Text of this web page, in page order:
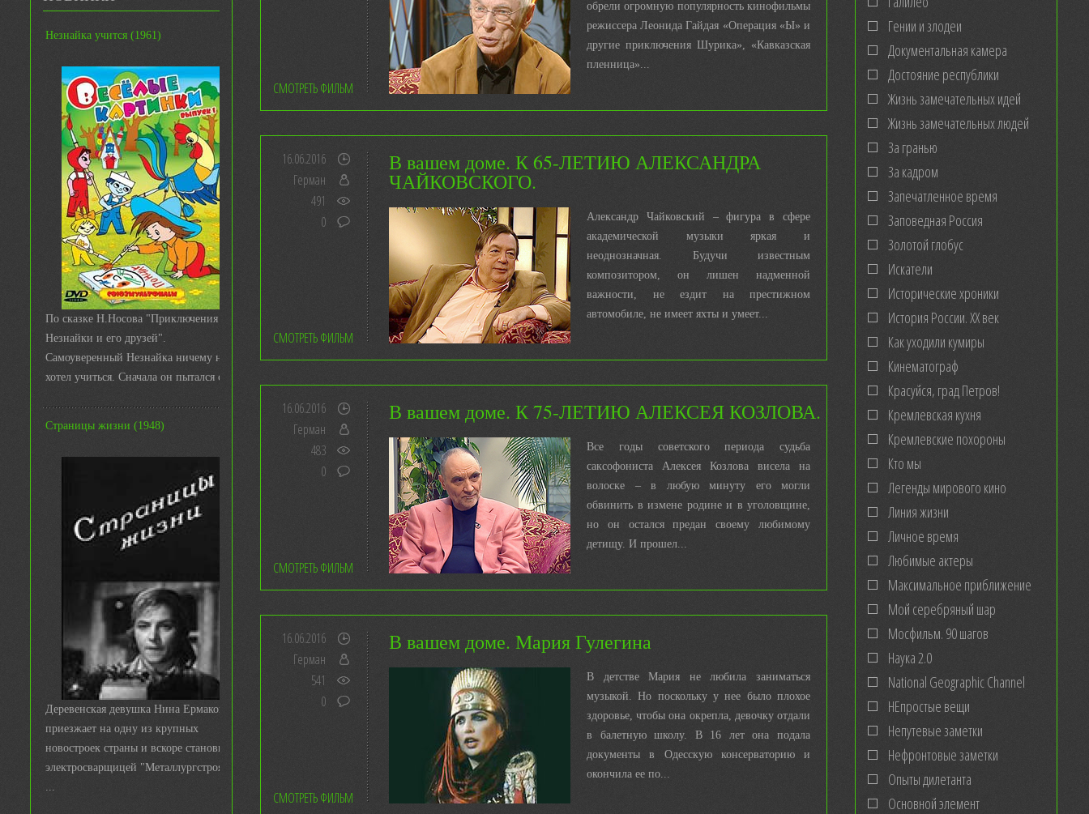
Незнайка учится (1961)
По сказке Н.Носова "Приключения
Незнайки и его друзей".
Самоуверенный Незнайка ничему не
хотел учиться. Сначала он пытался с ...
Страницы жизни (1948)
Деревенская девушка Нина Ермакова
приезжает на одну из крупных
новостроек страны и вскоре становится
электросварщицей "Металлургстроя&q
...
обрели огромную популярность кинофильмы
режиссера Леонида Гайдая «Операция «Ы» и
другие приключения Шурика», «Кавказская
пленница»...
СМОТРЕТЬ ФИЛЬМ
В вашем доме. К 65-ЛЕТИЮ АЛЕКСАНДРА
ЧАЙКОВСКОГО.
Александр Чайковский – фигура в сфере
академической музыки яркая и
неоднозначная. Будучи известным
композитором, он лишен надменной
важности, не ездит на престижном
автомобиле, не имеет яхты и умеет...
16.06.2016
Герман
491
0
СМОТРЕТЬ ФИЛЬМ
В вашем доме. К 75-ЛЕТИЮ АЛЕКСЕЯ КОЗЛОВА.
Все годы советского периода судьба
саксофониста Алексея Козлова висела на
волоске – в любую минуту его могли
обвинить в измене родине и в уголовщине,
но он остался предан своему любимому
детищу. И прошел...
16.06.2016
Герман
483
0
СМОТРЕТЬ ФИЛЬМ
В вашем доме. Мария Гулегина
В детстве Мария не любила заниматься
музыкой. Но поскольку у нее было плохое
здоровье, чтобы она окрепла, девочку отдали
в балетную школу. В 16 лет она подала
документы в Одесскую консерваторию и
окончила ее по...
16.06.2016
Герман
541
0
СМОТРЕТЬ ФИЛЬМ
Гении и злодеи
Документальная камера
Достояние республики
Жизнь замечательных идей
Жизнь замечательных людей
За гранью
За кадром
Запечатленное время
Заповедная Россия
Золотой глобус
Искатели
Исторические хроники
История России. ХХ век
Как уходили кумиры
Кинематограф
Красуйся, град Петров!
Кремлевская кухня
Кремлевские похороны
Кто мы
Легенды мирового кино
Линия жизни
Личное время
Любимые актеры
Максимальное приближение
Мой серебряный шар
Мосфильм. 90 шагов
Наука 2.0
National Geographic Channel
НЕпростые вещи
Непутевые заметки
Нефронтовые заметки
Опыты дилетанта
Основной элемент